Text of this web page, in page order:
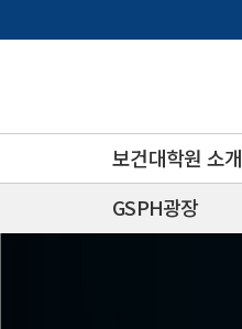
로
보건대학원 소개
GSPH광장